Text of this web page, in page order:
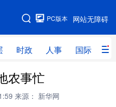
网站无障碍
PC版本
时政 人事 国际 财
地图
时政
网评
农事忙
来源： 新华网